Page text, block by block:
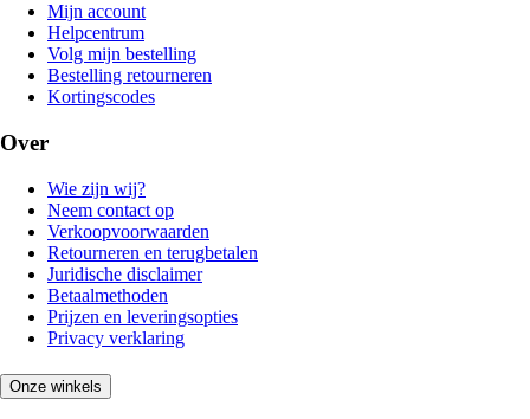
Mijn account
Helpcentrum
Volg mijn bestelling
Bestelling retourneren
Kortingscodes
Over
Wie zijn wij?
Neem contact op
Verkoopvoorwaarden
Retourneren en terugbetalen
Juridische disclaimer
Betaalmethoden
Prijzen en leveringsopties
Privacy verklaring
Onze winkels